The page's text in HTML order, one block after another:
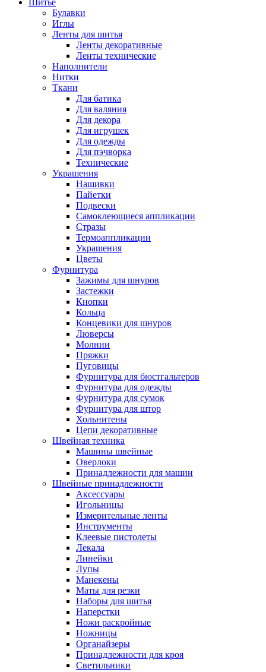
Шитье
Булавки
Иглы
Ленты для шитья
Ленты декоративные
Ленты технические
Наполнители
Нитки
Ткани
Для батика
Для валяния
Для декора
Для игрушек
Для одежды
Для пэчворка
Технические
Украшения
Нашивки
Пайетки
Подвески
Самоклеющиеся аппликации
Стразы
Термоаппликации
Украшения
Цветы
Фурнитура
Зажимы для шнуров
Застежки
Кнопки
Кольца
Концевики для шнуров
Люверсы
Молнии
Пряжки
Пуговицы
Фурнитура для бюстгальтеров
Фурнитура для одежды
Фурнитура для сумок
Фурнитура для штор
Хольнитены
Цепи декоративные
Швейная техника
Машины швейные
Оверлоки
Принадлежности для машин
Швейные принадлежности
Аксессуары
Игольницы
Измерительные ленты
Инструменты
Клеевые пистолеты
Лекала
Линейки
Лупы
Манекены
Маты для резки
Наборы для шитья
Наперстки
Ножи раскройные
Ножницы
Органайзеры
Принадлежности для кроя
Светильники